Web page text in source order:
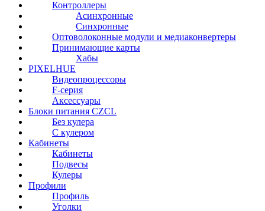
Контроллеры
Асинхронные
Синхронные
Оптоволоконные модули и медиаконвертеры
Принимающие карты
Хабы
PIXELHUE
Видеопроцессоры
F-серия
Аксессуары
Блоки питания CZCL
Без кулера
С кулером
Кабинеты
Кабинеты
Подвесы
Кулеры
Профили
Профиль
Уголки